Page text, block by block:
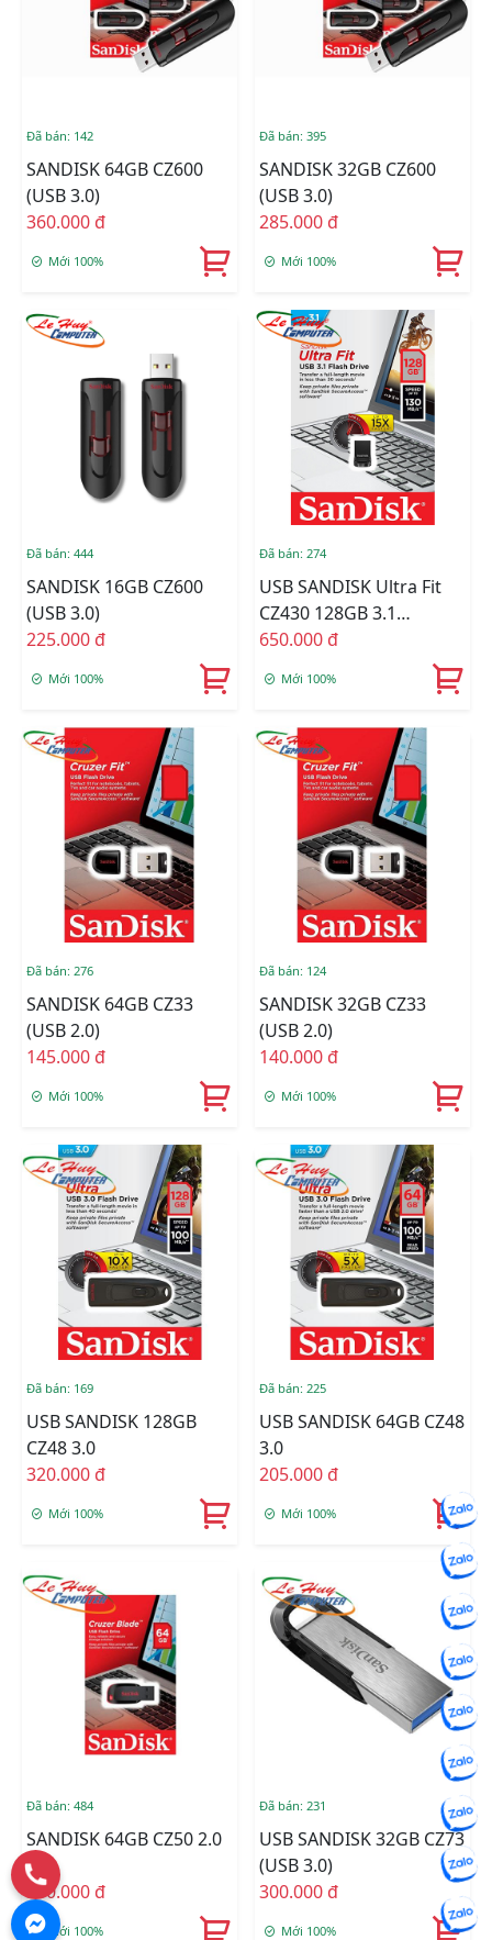
Đã bán: 142
SANDISK 64GB CZ600
(USB 3.0)
360.000 đ
Mới 100%
Đã bán: 395
SANDISK 32GB CZ600
(USB 3.0)
285.000 đ
Mới 100%
Đã bán: 444
SANDISK 16GB CZ600
(USB 3.0)
225.000 đ
Mới 100%
Đã bán: 274
USB SANDISK Ultra Fit
CZ430 128GB 3.1
SDCZ430-0128G-G46
650.000 đ
Mới 100%
Đã bán: 276
SANDISK 64GB CZ33
(USB 2.0)
145.000 đ
Mới 100%
Đã bán: 124
SANDISK 32GB CZ33
(USB 2.0)
140.000 đ
Mới 100%
Đã bán: 169
USB SANDISK 128GB
CZ48 3.0
320.000 đ
Mới 100%
Đã bán: 225
USB SANDISK 64GB CZ48
3.0
205.000 đ
Mới 100%
Đã bán: 484
SANDISK 64GB CZ50 2.0
300.000 đ
Mới 100%
Đã bán: 231
USB SANDISK 32GB CZ73
(USB 3.0)
300.000 đ
Mới 100%